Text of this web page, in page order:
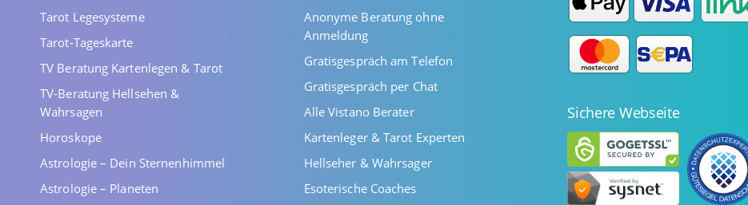
Tarot Legesysteme
Tarot-Tageskarte
TV Beratung Kartenlegen & Tarot
TV-Beratung Hellsehen &
Wahrsagen
Horoskope
Astrologie – Dein Sternenhimmel
Astrologie – Planeten
Anonyme Beratung ohne
Anmeldung
Gratisgespräch am Telefon
Gratisgespräch per Chat
Alle Vistano Berater
Kartenleger & Tarot Experten
Hellseher & Wahrsager
Esoterische Coaches
Sichere Webseite